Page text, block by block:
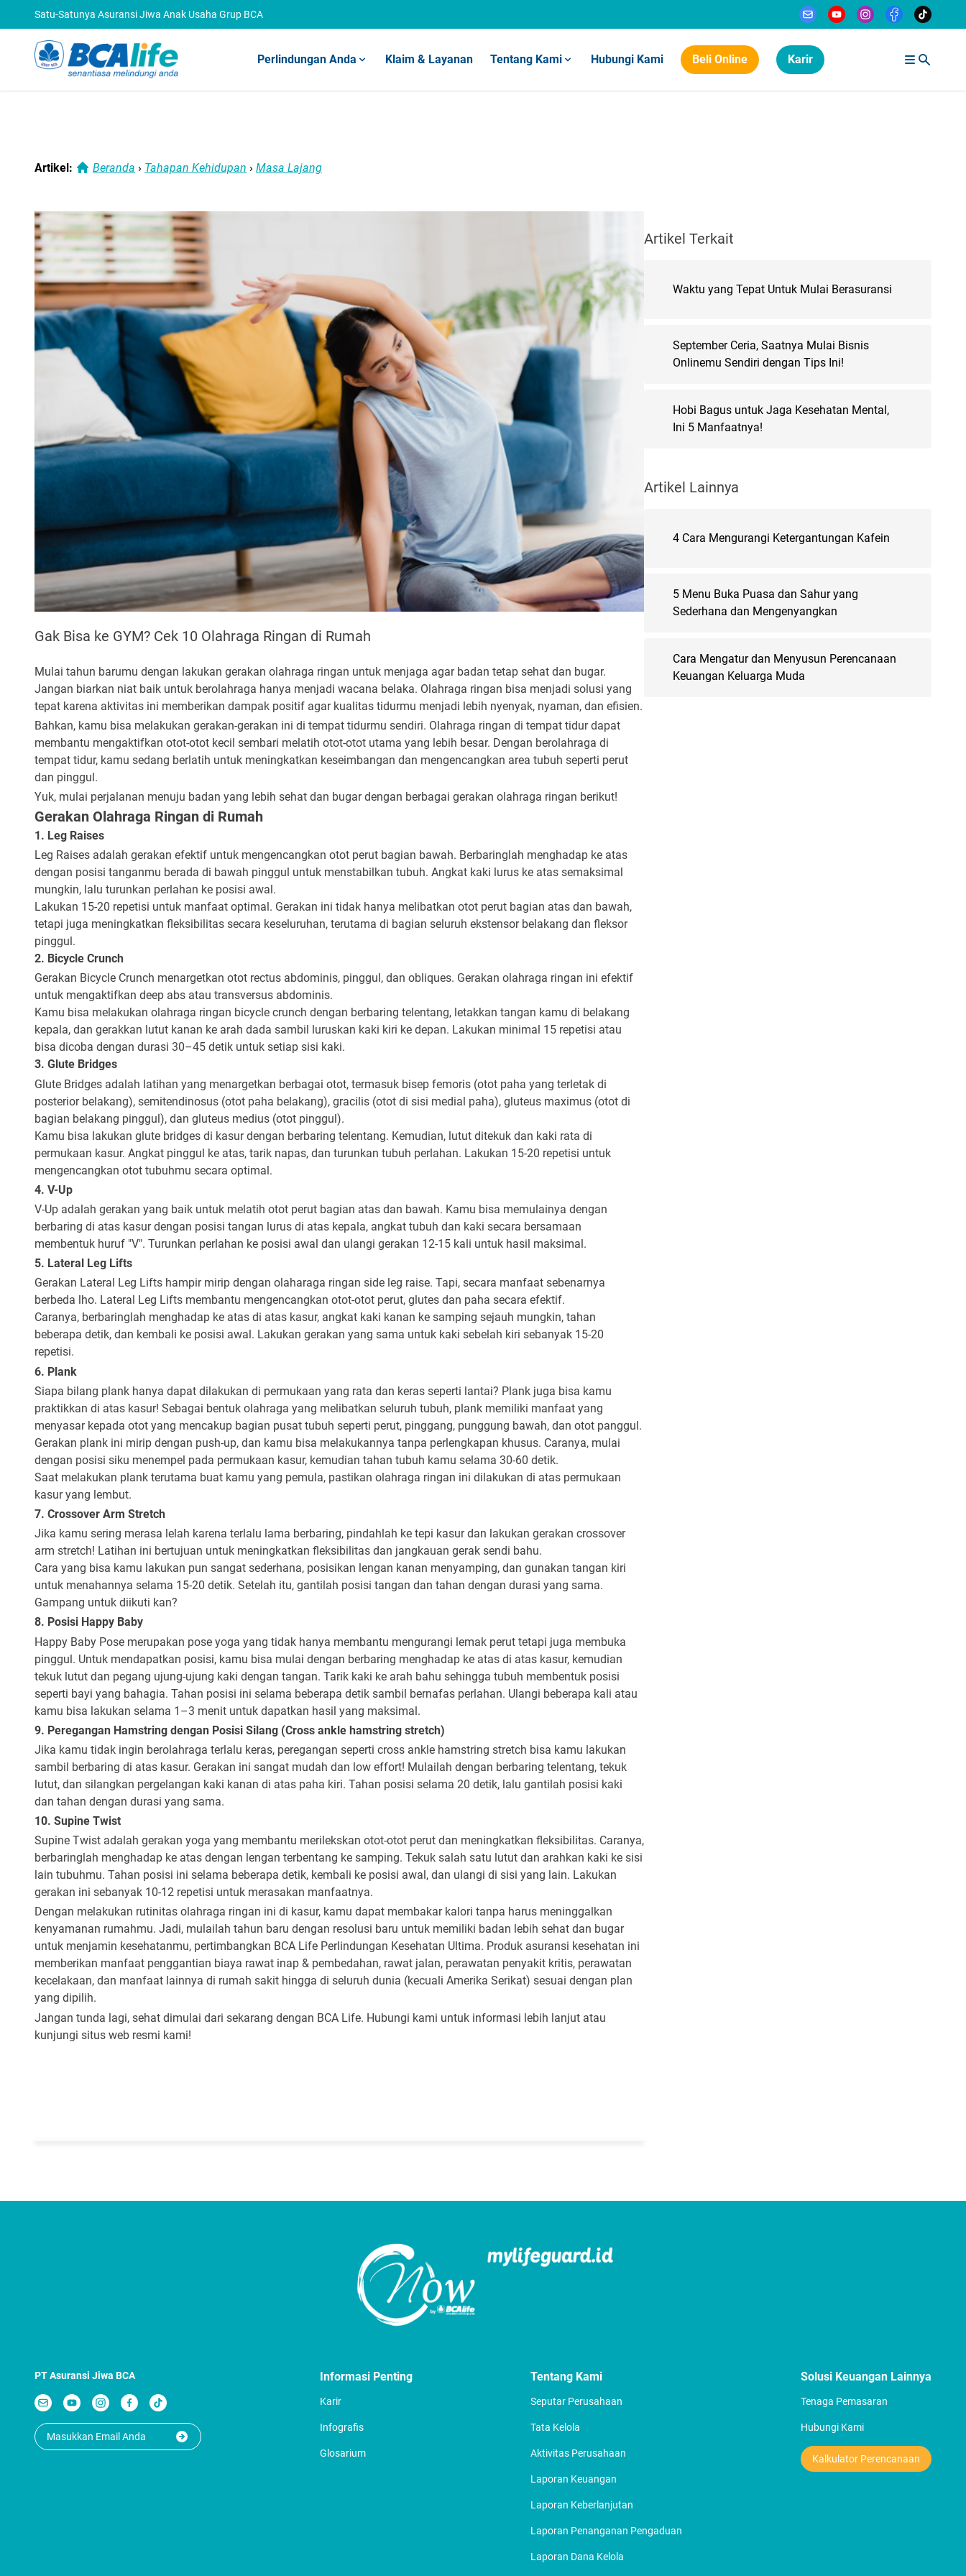
Satu-Satunya Asuransi Jiwa Anak Usaha Grup BCA
Perlindungan Anda Klaim & Layanan Tentang Kami Hubungi Kami Beli Online Karir
Artikel: Beranda › Tahapan Kehidupan › Masa Lajang
Gak Bisa ke GYM? Cek 10 Olahraga Ringan di Rumah
Mulai tahun barumu dengan lakukan gerakan olahraga ringan untuk menjaga agar badan tetap sehat dan bugar.
Jangan biarkan niat baik untuk berolahraga hanya menjadi wacana belaka. Olahraga ringan bisa menjadi solusi yang
tepat karena aktivitas ini memberikan dampak positif agar kualitas tidurmu menjadi lebih nyenyak, nyaman, dan efisien.
Bahkan, kamu bisa melakukan gerakan-gerakan ini di tempat tidurmu sendiri. Olahraga ringan di tempat tidur dapat
membantu mengaktifkan otot-otot kecil sembari melatih otot-otot utama yang lebih besar. Dengan berolahraga di
tempat tidur, kamu sedang berlatih untuk meningkatkan keseimbangan dan mengencangkan area tubuh seperti perut
dan pinggul.
Yuk, mulai perjalanan menuju badan yang lebih sehat dan bugar dengan berbagai gerakan olahraga ringan berikut!
Gerakan Olahraga Ringan di Rumah
1. Leg Raises
Leg Raises adalah gerakan efektif untuk mengencangkan otot perut bagian bawah. Berbaringlah menghadap ke atas
dengan posisi tanganmu berada di bawah pinggul untuk menstabilkan tubuh. Angkat kaki lurus ke atas semaksimal
mungkin, lalu turunkan perlahan ke posisi awal.
Lakukan 15-20 repetisi untuk manfaat optimal. Gerakan ini tidak hanya melibatkan otot perut bagian atas dan bawah,
tetapi juga meningkatkan fleksibilitas secara keseluruhan, terutama di bagian seluruh ekstensor belakang dan fleksor
pinggul.
2. Bicycle Crunch
Gerakan Bicycle Crunch menargetkan otot rectus abdominis, pinggul, dan obliques. Gerakan olahraga ringan ini efektif
untuk mengaktifkan deep abs atau transversus abdominis.
Kamu bisa melakukan olahraga ringan bicycle crunch dengan berbaring telentang, letakkan tangan kamu di belakang
kepala, dan gerakkan lutut kanan ke arah dada sambil luruskan kaki kiri ke depan. Lakukan minimal 15 repetisi atau
bisa dicoba dengan durasi 30–45 detik untuk setiap sisi kaki.
3. Glute Bridges
Glute Bridges adalah latihan yang menargetkan berbagai otot, termasuk bisep femoris (otot paha yang terletak di
posterior belakang), semitendinosus (otot paha belakang), gracilis (otot di sisi medial paha), gluteus maximus (otot di
bagian belakang pinggul), dan gluteus medius (otot pinggul).
Kamu bisa lakukan glute bridges di kasur dengan berbaring telentang. Kemudian, lutut ditekuk dan kaki rata di
permukaan kasur. Angkat pinggul ke atas, tarik napas, dan turunkan tubuh perlahan. Lakukan 15-20 repetisi untuk
mengencangkan otot tubuhmu secara optimal.
4. V-Up
V-Up adalah gerakan yang baik untuk melatih otot perut bagian atas dan bawah. Kamu bisa memulainya dengan
berbaring di atas kasur dengan posisi tangan lurus di atas kepala, angkat tubuh dan kaki secara bersamaan
membentuk huruf "V". Turunkan perlahan ke posisi awal dan ulangi gerakan 12-15 kali untuk hasil maksimal.
5. Lateral Leg Lifts
Gerakan Lateral Leg Lifts hampir mirip dengan olaharaga ringan side leg raise. Tapi, secara manfaat sebenarnya
berbeda lho. Lateral Leg Lifts membantu mengencangkan otot-otot perut, glutes dan paha secara efektif.
Caranya, berbaringlah menghadap ke atas di atas kasur, angkat kaki kanan ke samping sejauh mungkin, tahan
beberapa detik, dan kembali ke posisi awal. Lakukan gerakan yang sama untuk kaki sebelah kiri sebanyak 15-20
repetisi.
6. Plank
Siapa bilang plank hanya dapat dilakukan di permukaan yang rata dan keras seperti lantai? Plank juga bisa kamu
praktikkan di atas kasur! Sebagai bentuk olahraga yang melibatkan seluruh tubuh, plank memiliki manfaat yang
menyasar kepada otot yang mencakup bagian pusat tubuh seperti perut, pinggang, punggung bawah, dan otot panggul.
Gerakan plank ini mirip dengan push-up, dan kamu bisa melakukannya tanpa perlengkapan khusus. Caranya, mulai
dengan posisi siku menempel pada permukaan kasur, kemudian tahan tubuh kamu selama 30-60 detik.
Saat melakukan plank terutama buat kamu yang pemula, pastikan olahraga ringan ini dilakukan di atas permukaan
kasur yang lembut.
7. Crossover Arm Stretch
Jika kamu sering merasa lelah karena terlalu lama berbaring, pindahlah ke tepi kasur dan lakukan gerakan crossover
arm stretch! Latihan ini bertujuan untuk meningkatkan fleksibilitas dan jangkauan gerak sendi bahu.
Cara yang bisa kamu lakukan pun sangat sederhana, posisikan lengan kanan menyamping, dan gunakan tangan kiri
untuk menahannya selama 15-20 detik. Setelah itu, gantilah posisi tangan dan tahan dengan durasi yang sama.
Gampang untuk diikuti kan?
8. Posisi Happy Baby
Happy Baby Pose merupakan pose yoga yang tidak hanya membantu mengurangi lemak perut tetapi juga membuka
pinggul. Untuk mendapatkan posisi, kamu bisa mulai dengan berbaring menghadap ke atas di atas kasur, kemudian
tekuk lutut dan pegang ujung-ujung kaki dengan tangan. Tarik kaki ke arah bahu sehingga tubuh membentuk posisi
seperti bayi yang bahagia. Tahan posisi ini selama beberapa detik sambil bernafas perlahan. Ulangi beberapa kali atau
kamu bisa lakukan selama 1–3 menit untuk dapatkan hasil yang maksimal.
9. Peregangan Hamstring dengan Posisi Silang (Cross ankle hamstring stretch)
Jika kamu tidak ingin berolahraga terlalu keras, peregangan seperti cross ankle hamstring stretch bisa kamu lakukan
sambil berbaring di atas kasur. Gerakan ini sangat mudah dan low effort! Mulailah dengan berbaring telentang, tekuk
lutut, dan silangkan pergelangan kaki kanan di atas paha kiri. Tahan posisi selama 20 detik, lalu gantilah posisi kaki
dan tahan dengan durasi yang sama.
10. Supine Twist
Supine Twist adalah gerakan yoga yang membantu merilekskan otot-otot perut dan meningkatkan fleksibilitas. Caranya,
berbaringlah menghadap ke atas dengan lengan terbentang ke samping. Tekuk salah satu lutut dan arahkan kaki ke sisi
lain tubuhmu. Tahan posisi ini selama beberapa detik, kembali ke posisi awal, dan ulangi di sisi yang lain. Lakukan
gerakan ini sebanyak 10-12 repetisi untuk merasakan manfaatnya.
Dengan melakukan rutinitas olahraga ringan ini di kasur, kamu dapat membakar kalori tanpa harus meninggalkan
kenyamanan rumahmu. Jadi, mulailah tahun baru dengan resolusi baru untuk memiliki badan lebih sehat dan bugar
untuk menjamin kesehatanmu, pertimbangkan BCA Life Perlindungan Kesehatan Ultima. Produk asuransi kesehatan ini
memberikan manfaat penggantian biaya rawat inap & pembedahan, rawat jalan, perawatan penyakit kritis, perawatan
kecelakaan, dan manfaat lainnya di rumah sakit hingga di seluruh dunia (kecuali Amerika Serikat) sesuai dengan plan
yang dipilih.
Jangan tunda lagi, sehat dimulai dari sekarang dengan BCA Life. Hubungi kami untuk informasi lebih lanjut atau
kunjungi situs web resmi kami!
Artikel Terkait
Waktu yang Tepat Untuk Mulai Berasuransi
September Ceria, Saatnya Mulai Bisnis
Onlinemu Sendiri dengan Tips Ini!
Hobi Bagus untuk Jaga Kesehatan Mental,
Ini 5 Manfaatnya!
Artikel Lainnya
4 Cara Mengurangi Ketergantungan Kafein
5 Menu Buka Puasa dan Sahur yang
Sederhana dan Mengenyangkan
Cara Mengatur dan Menyusun Perencanaan
Keuangan Keluarga Muda
PT Asuransi Jiwa BCA Informasi Penting
Karir
Infografis
Glosarium
Tentang Kami
Seputar Perusahaan
Tata Kelola
Aktivitas Perusahaan
Laporan Keuangan
Laporan Keberlanjutan
Laporan Penanganan Pengaduan
Laporan Dana Kelola
Solusi Keuangan Lainnya
Tenaga Pemasaran
Hubungi Kami
Kalkulator Perencanaan